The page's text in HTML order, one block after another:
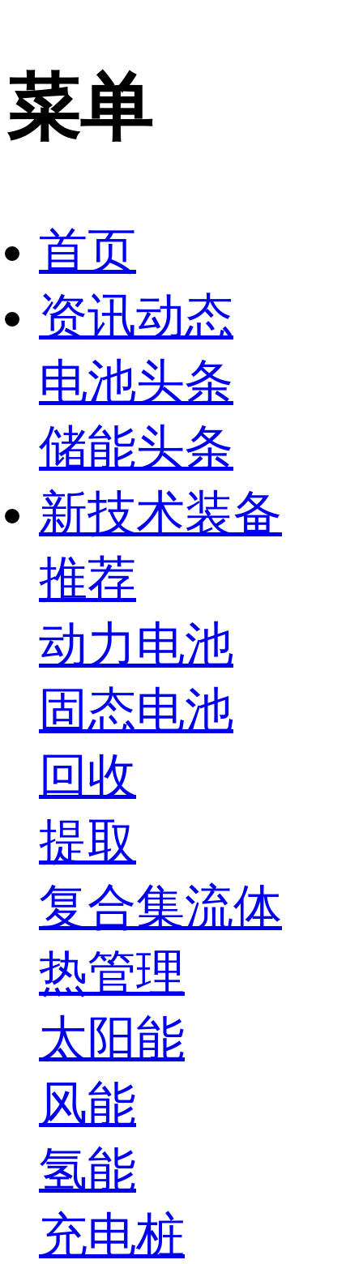
菜单
首页
资讯动态
电池头条
储能头条
新技术装备
推荐
动力电池
固态电池
回收
提取
复合集流体
热管理
太阳能
风能
氢能
充电桩